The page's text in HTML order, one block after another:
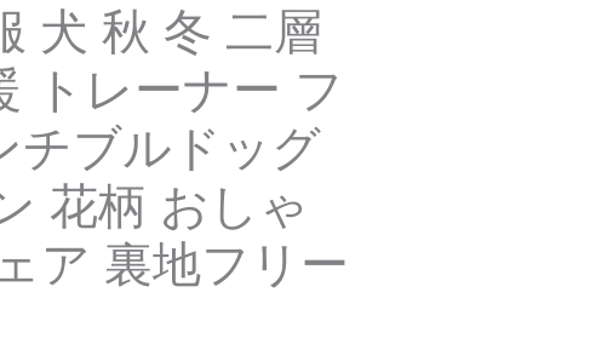
犬 秋 冬 二層
トレーナー フ
チブルドッグ
花柄 おしゃ
ア 裏地フリー